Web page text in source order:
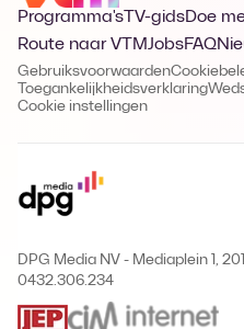
Programma's TV-gidsDoe
Route naar VTMJobsFAQ
Gebruiksvoorwaarden
Toegankelijkheidsverklaring
Cookie instellingen
DPG Media NV - Mediaplein 1,
0432.306.234